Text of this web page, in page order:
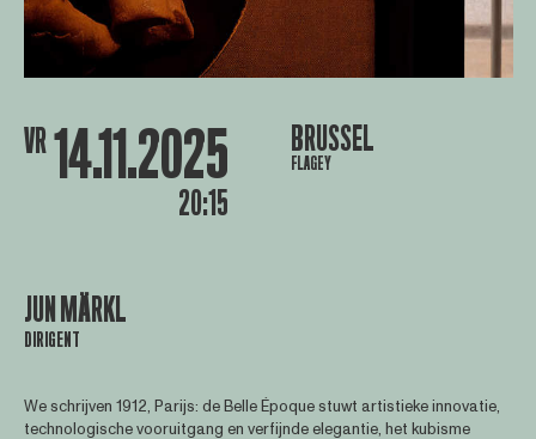
VR 14.11.2025
20:15
BRUSSEL
FLAGEY
JUN MÄRKL
DIRIGENT
We schrijven 1912, Parijs: de Belle Époque stuwt artistieke innovatie,
technologische vooruitgang en verfijnde elegantie, het kubisme